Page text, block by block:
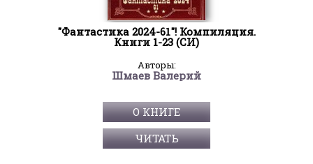
"Фантастика 2024-61"! Компиляция.
Книги 1-23 (СИ)
Авторы:
Шмаев Валерий
О КНИГЕ
ЧИТАТЬ